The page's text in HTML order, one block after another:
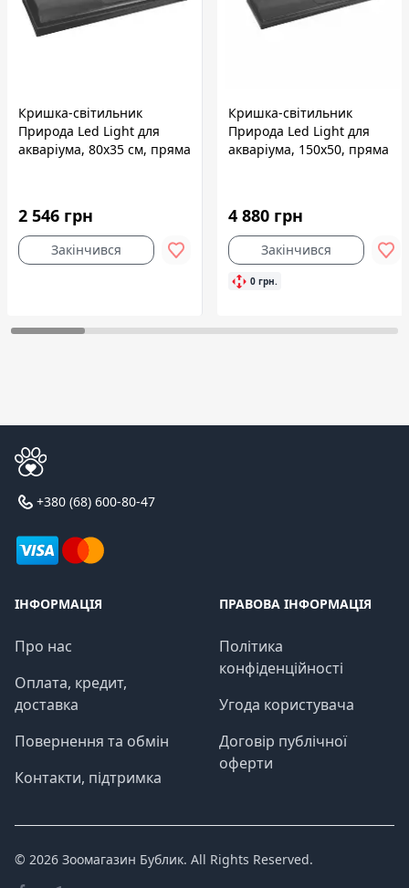
Кришка-світильник
Природа Led Light для
акваріума, 80х35 см, пряма
2 546 грн
Закінчився
Кришка-світильник
Природа Led Light для
акваріума, 150х50, пряма
4 880 грн
Закінчився
0 грн.
+380 (68) 600-80-47
ІНФОРМАЦІЯ
Про нас
Оплата, кредит,
доставка
Повернення та обмін
Контакти, підтримка
ПРАВОВА ІНФОРМАЦІЯ
Політика
конфіденційності
Угода користувача
Договір публічної
оферти
© 2026 Зоомагазин Бублик. All Rights Reserved.